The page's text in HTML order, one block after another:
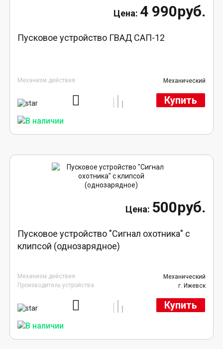
4 990руб.
Пусковое устройство ГВАД САП-12
Механизм действия Механический
Купить
500руб.
Пусковое устройство "Сигнал охотника" с
клипсой (однозарядное)
Механизм действия
Механический
Производитель устройства
г. Ижевск
Купить